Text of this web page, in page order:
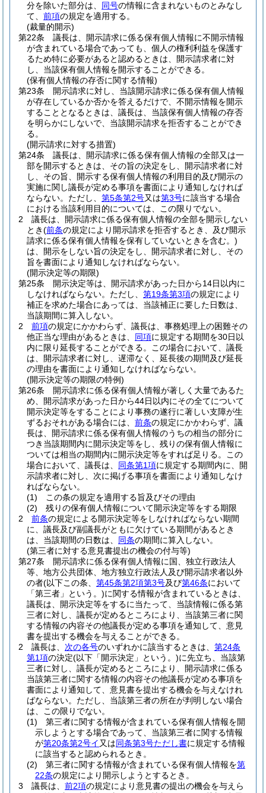
分を除いた部分は、 同号の情報に含まれないものとみなし
て、 前項の規定を適用する。
(裁量的開示)
第22条
議長は、開示請求に係る保有個人情報に不開示情報
が含まれている場合であっても、個人の権利利益を保護す
るため特に必要があると認めるときは、開示請求者に対
し、当該保有個人情報を開示することができる。
(保有個人情報の存否に関する情報)
第23条
開示請求に対し、当該開示請求に係る保有個人情報
が存在しているか否かを答えるだけで、不開示情報を開示
することとなるときは、議長は、当該保有個人情報の存否
を明らかにしないで、当該開示請求を拒否することができ
る。
(開示請求に対する措置)
第24条
議長は、開示請求に係る保有個人情報の全部又は一
部を開示するときは、その旨の決定をし、開示請求者に対
し、その旨、開示する保有個人情報の利用目的及び開示の
実施に関し議長が定める事項を書面により通知しなければ
ならない。 ただし、 第5条第2号又は第3号に該当する場合
における当該利用目的については、この限りでない。
2
議長は、開示請求に係る保有個人情報の全部を開示しない
とき(前条の規定により開示請求を拒否するとき、及び開示
請求に係る保有個人情報を保有していないときを含む。)
は、開示をしない旨の決定をし、開示請求者に対し、その
旨を書面により通知しなければならない。
(開示決定等の期限)
第25条
開示決定等は、開示請求があった日から14日以内に
しなければならない。 ただし、 第19条第3項の規定により
補正を求めた場合にあっては、当該補正に要した日数は、
当該期間に算入しない。
2
前項の規定にかかわらず、議長は、事務処理上の困難その
他正当な理由があるときは、 同項に規定する期間を30日以
内に限り延長することができる。
この場合において、議長
は、開示請求者に対し、遅滞なく、延長後の期間及び延長
の理由を書面により通知しなければならない。
(開示決定等の期限の特例)
第26条
開示請求に係る保有個人情報が著しく大量であるた
め、開示請求があった日から44日以内にその全てについて
開示決定等をすることにより事務の遂行に著しい支障が生
ずるおそれがある場合には、 前条の規定にかかわらず、議
長は、開示請求に係る保有個人情報のうちの相当の部分に
つき当該期間内に開示決定等をし、残りの保有個人情報に
ついては相当の期間内に開示決定等をすれば足りる。
この
場合において、議長は、 同条第1項に規定する期間内に、開
示請求者に対し、次に掲げる事項を書面により通知しなけ
ればならない。
(1)
この条の規定を適用する旨及びその理由
(2)
残りの保有個人情報について開示決定等をする期限
2
前条の規定による開示決定等をしなければならない期間
に、議長及び副議長がともに欠けている期間があるとき
は、当該期間の日数は、 同条の期間に算入しない。
(第三者に対する意見書提出の機会の付与等)
第27条
開示請求に係る保有個人情報に国、独立行政法人
等、地方公共団体、地方独立行政法人及び開示請求者以外
の者(以下この条、 第45条第2項第3号及び第46条において
「第三者」という。)に関する情報が含まれているときは、
議長は、開示決定等をするに当たって、当該情報に係る第
三者に対し、議長が定めるところにより、当該第三者に関
する情報の内容その他議長が定める事項を通知して、意見
書を提出する機会を与えることができる。
2
議長は、 次の各号のいずれかに該当するときは、 第24条
第1項の決定(以下「開示決定」という。)に先立ち、当該第
三者に対し、議長が定めるところにより、開示請求に係る
当該第三者に関する情報の内容その他議長が定める事項を
書面により通知して、意見書を提出する機会を与えなけれ
ばならない。 ただし、当該第三者の所在が判明しない場合
は、この限りでない。
(1)
第三者に関する情報が含まれている保有個人情報を開
示しようとする場合であって、当該第三者に関する情報
が第20条第2号イ 又は同条第3号ただし書に規定する情報
に該当すると認められるとき。
(2)
第三者に関する情報が含まれている保有個人情報を第
22条の規定により開示しようとするとき。
3
議長は、 前2項の規定により意見書の提出の機会を与えら